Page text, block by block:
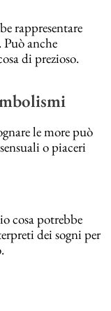
rappresentare
anche
di prezioso.
le more può
o piaceri
cosa potrebbe
dei sogni per